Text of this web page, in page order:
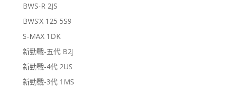
BWS-R 2JS
BWS’X 125 5S9
S-MAX 1DK
新勁戰-五代 B2J
新勁戰-4代 2US
新勁戰-3代 1MS